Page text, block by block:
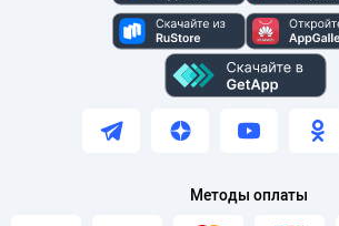
Методы оплаты